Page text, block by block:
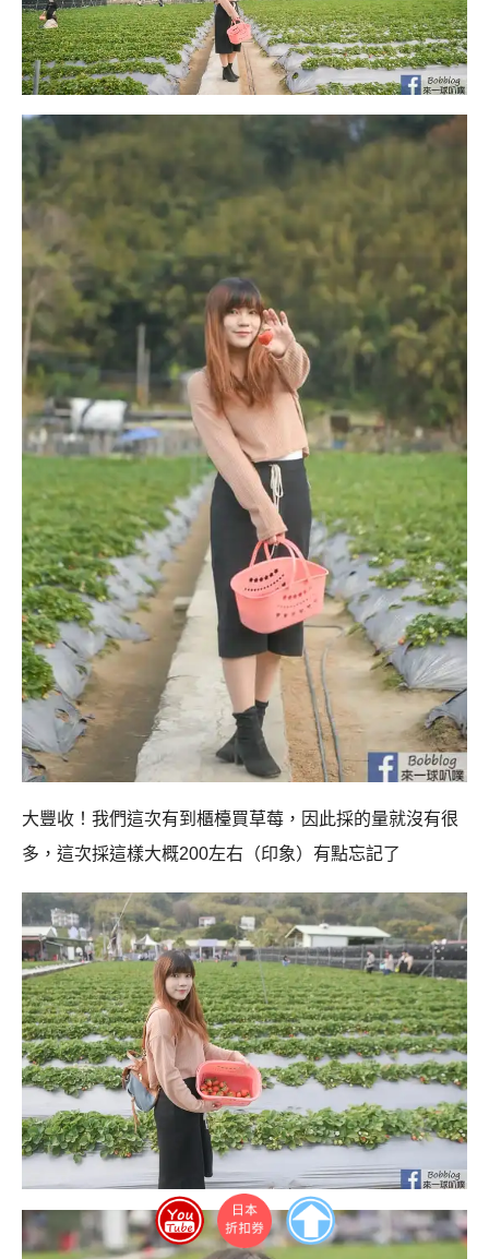
大豐收！我們這次有到櫃檯買草莓，因此採的量就沒有很
多，這次採這樣大概200左右（印象）有點忘記了